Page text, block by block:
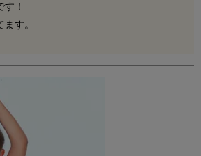
！
す。